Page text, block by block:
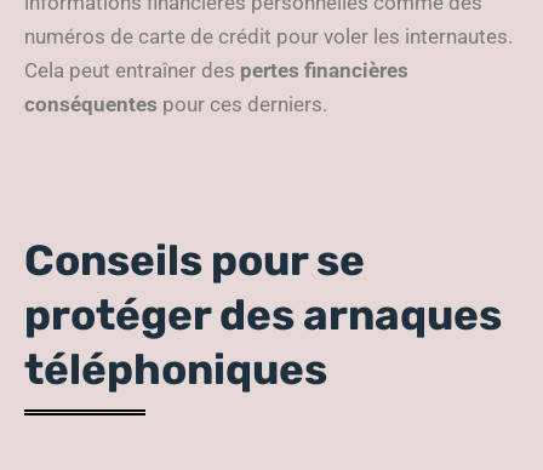
numéros de carte de crédit pour voler les internautes.
Cela peut entraîner des pertes financières
conséquentes pour ces derniers.
Conseils pour se
protéger des arnaques
téléphoniques